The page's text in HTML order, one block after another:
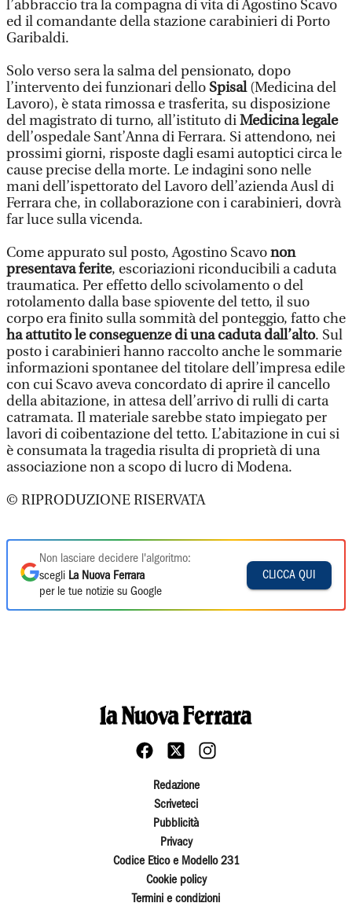
l’abbraccio tra la compagna di vita di Agostino Scavo
ed il comandante della stazione carabinieri di Porto
Garibaldi.
Solo verso sera la salma del pensionato, dopo
l’intervento dei funzionari dello Spisal(Medicina del
Lavoro), è stata rimossa e trasferita, su disposizione
del magistrato di turno, all’istituto diMedicina legale
dell’ospedale Sant’Anna di Ferrara. Si attendono, nei
prossimi giorni, risposte dagli esami autoptici circa le
cause precise della morte. Le indagini sono nelle
mani dell’ispettorato del Lavoro dell’azienda Ausl di
Ferrara che, in collaborazione con i carabinieri, dovrà
far luce sulla vicenda.
Come appurato sul posto, Agostino Scavonon
presentava ferite, escoriazioni riconducibili a caduta
traumatica. Per effetto dello scivolamento o del
rotolamento dalla base spiovente del tetto, il suo
corpo era finito sulla sommità del ponteggio, fatto che
ha attutito le conseguenze di una caduta dall’alto. Sul
posto i carabinieri hanno raccolto anche le sommarie
informazioni spontanee del titolare dell’impresa edile
con cui Scavo aveva concordato di aprire il cancello
della abitazione, in attesa dell’arrivo di rulli di carta
catramata. Il materiale sarebbe stato impiegato per
lavori di coibentazione del tetto. L’abitazione in cui si
è consumata la tragedia risulta di proprietà di una
associazione non a scopo di lucro di Modena.
© RIPRODUZIONE RISERVATA
Non lasciare decidere l'algoritmo:
scegli La Nuova Ferrara
per le tue notizie su Google
CLICCA QUI
Redazione
Scriveteci
Pubblicità
Privacy
Codice Etico e Modello 231
Cookie policy
Termini e condizioni